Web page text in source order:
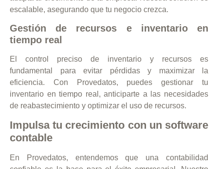
escalable, asegurando que tu negocio crezca.
Gestión de recursos e inventario en
tiempo real
El control preciso de inventario y recursos es
fundamental para evitar pérdidas y maximizar la
eficiencia. Con Provedatos, puedes gestionar tu
inventario en tiempo real, anticiparte a las necesidades
de reabastecimiento y optimizar el uso de recursos.
Impulsa tu crecimiento con un software
contable
En Provedatos, entendemos que una contabilidad